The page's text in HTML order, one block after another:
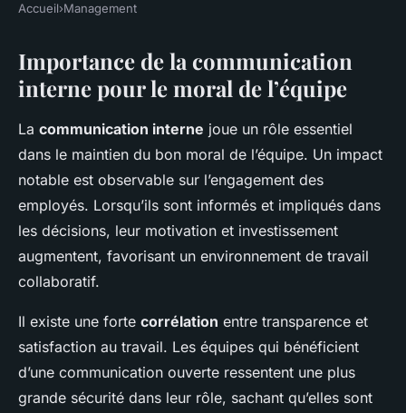
MANAGEMENT
Booster le moral de l'équipe
grâce à la communication
interne
Emmy • 25 novembre 2024 6 min de lecture
Accueil›Management
Importance de la communication
interne pour le moral de l’équipe
La communication interne joue un rôle essentiel
dans le maintien du bon moral de l’équipe. Un impact
notable est observable sur l’engagement des
employés. Lorsqu’ils sont informés et impliqués dans
les décisions, leur motivation et investissement
augmentent, favorisant un environnement de travail
collaboratif.
Il existe une forte corrélation entre transparence et
satisfaction au travail. Les équipes qui bénéficient
d’une communication ouverte ressentent une plus
grande sécurité dans leur rôle, sachant qu’elles sont